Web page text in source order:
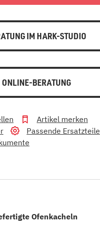
IM HARK-STUDIO
ONLINE-BERATUNG
Artikel merken
Passende Ersatzteile
Ofenkacheln